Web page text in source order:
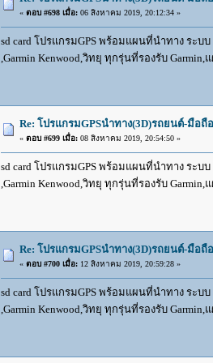
« ตอบ #698 เมื่อ:06 สิงหาคม 2019, 20:12:34 »
sd card โปรแกรมGPS พร้อมแผนที่นำทาง ระบบ
,Garmin Kenwood,วิทยุ ทุกรุ่นที่รองรับ
Re: โปรแกรมGPSนำทาง(3D)รถยนต์-มือ
« ตอบ #699 เมื่อ:08 สิงหาคม 2019, 20:54:50 »
sd card โปรแกรมGPS พร้อมแผนที่นำทาง ระบบ
,Garmin Kenwood,วิทยุ ทุกรุ่นที่รองรับ
Re: โปรแกรมGPSนำทาง(3D)รถยนต์-มือ
« ตอบ #700 เมื่อ:12 สิงหาคม 2019, 20:59:28 »
sd card โปรแกรมGPS พร้อมแผนที่นำทาง ระบบ
,Garmin Kenwood,วิทยุ ทุกรุ่นที่รองรับ